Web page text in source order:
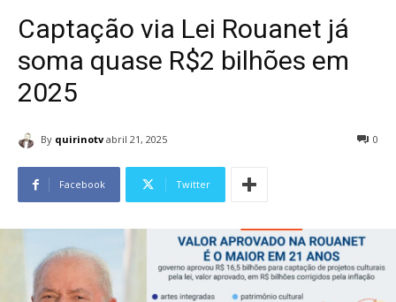
Captação via Lei Rouanet já
soma quase R$2 bilhões em
2025
By quirinotv abril 21, 2025 0
Facebook Twitter